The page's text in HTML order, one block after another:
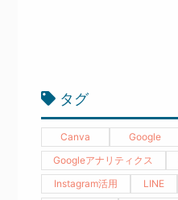
タグ
Canva Google
Googleアナリティクス
Instagram活用
LINE